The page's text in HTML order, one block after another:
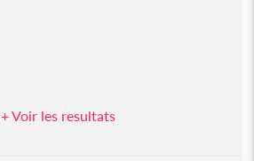
+ Voir les resultats